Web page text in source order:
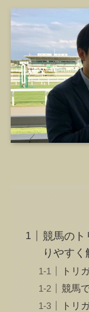
競馬のト
りやすく
トリ
競馬
トリ